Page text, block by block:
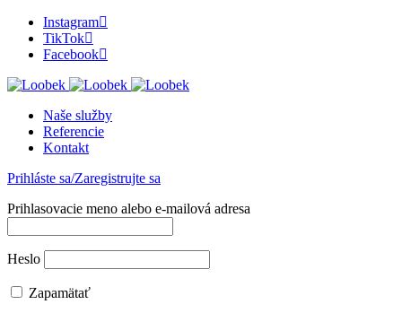
Instagram
TikTok
Facebook
Naše služby
Referencie
Kontakt
Prihláste sa/Zaregistrujte sa
Prihlasovacie meno alebo e-mailová adresa
Heslo
Zapamätať